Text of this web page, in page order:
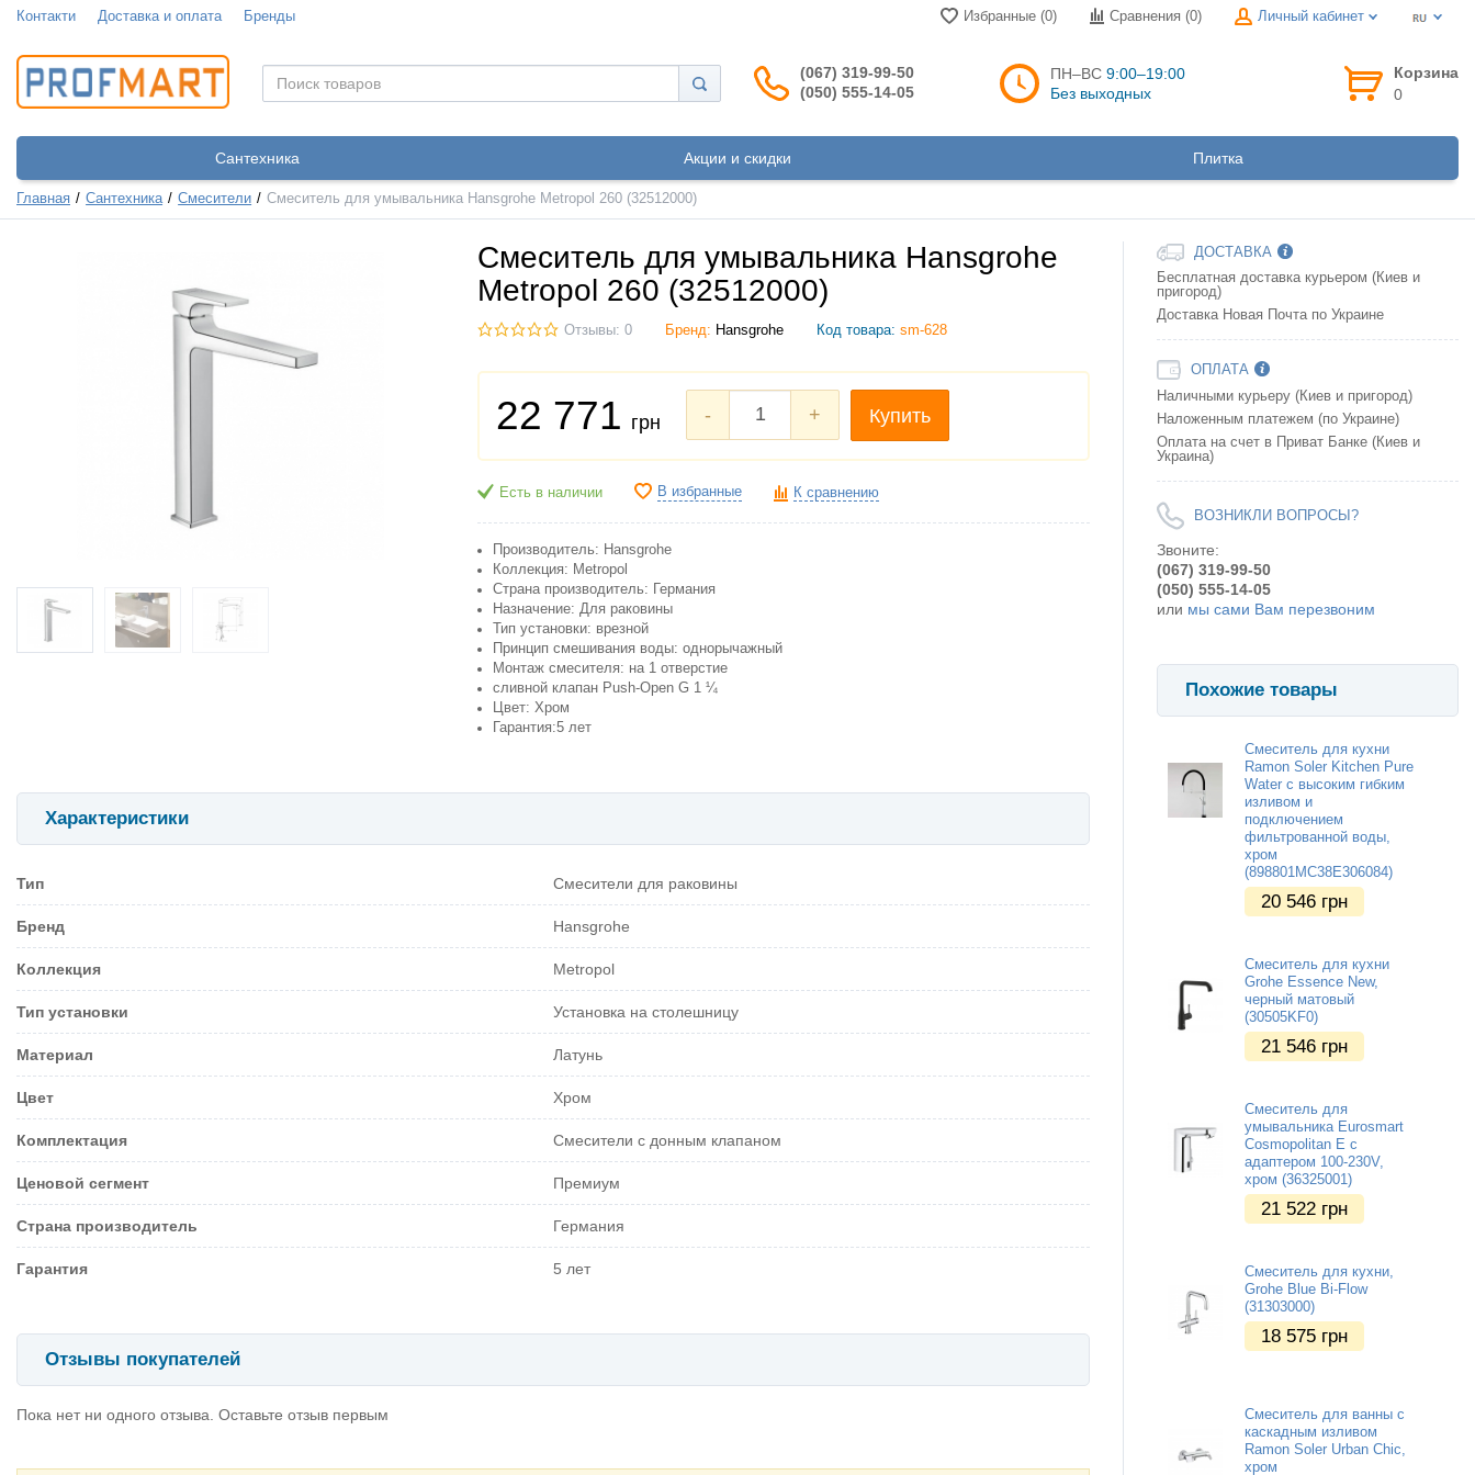
Контакти Доставка и оплата Бренды Избранные (0) Сравнения (0) Личный кабинет
(067) 319-99-50
(050) 555-14-05
ПН–ВС 9:00–19:00
Без выходных
Корзина
0
Сантехника Акции и скидки Плитка
Главная Сантехника Смесители Смеситель для умывальника Hansgrohe Metropol 260 (32512000)
Смеситель для умывальника Hansgrohe
Metropol 260 (32512000)
Отзывы: 0 Бренд: Hansgrohe Код товара: sm-628
22 771 грн - + Купить
Есть в наличии В избранные К сравнению
Производитель: Hansgrohe
Коллекция: Metropol
Cтрана производитель: Германия
Назначение: Для раковины
Тип установки: врезной
Принцип смешивания воды: однорычажный
Монтаж смесителя: на 1 отверстие
сливной клапан Push-Open G 1 ¼
Цвет: Хром
Гарантия:5 лет
Характеристики
Тип Смесители для раковины
Бренд Hansgrohe
Коллекция Metropol
Тип установки Установка на столешницу
Материал Латунь
Цвет Хром
Комплектация Смесители с донным клапаном
Ценовой сегмент Премиум
Страна производитель Германия
Гарантия 5 лет
Отзывы покупателей
Пока нет ни одного отзыва. Оставьте отзыв первым
ДОСТАВКА
Бесплатная доставка курьером (Киев и
пригород)
Доставка Новая Почта по Украине
ОПЛАТА
Наличными курьеру (Киев и пригород)
Наложенным платежем (по Украине)
Оплата на счет в Приват Банке (Киев и
Украина)
ВОЗНИКЛИ ВОПРОСЫ?
Звоните:
(067) 319-99-50
(050) 555-14-05
или мы сами Вам перезвоним
Похожие товары
Смеситель для кухни
Ramon Soler Kitchen Pure
Water с высоким гибким
изливом и
подключением
фильтрованной воды,
хром
(898801MC38E306084)
20 546 грн
Смеситель для кухни
Grohe Essence New,
черный матовый
(30505KF0)
21 546 грн
Смеситель для
умывальника Eurosmart
Cosmopolitan E с
адаптером 100-230V,
хром (36325001)
21 522 грн
Смеситель для кухни,
Grohe Blue Bi-Flow
(31303000)
18 575 грн
Смеситель для ванны с
каскадным изливом
Ramon Soler Urban Chic,
хром